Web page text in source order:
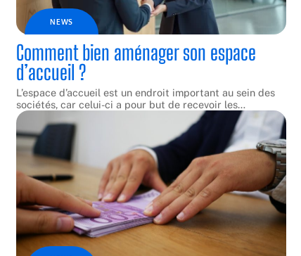
NEWS
Comment bien aménager son espace
d’accueil ?
L’espace d’accueil est un endroit important au sein des
sociétés, car celui-ci a pour but de recevoir les…